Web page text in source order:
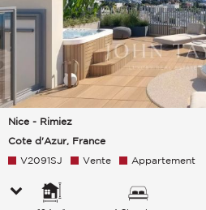
Nice - Rimiez
Cote d'Azur, France
V2091SJ Vente Appartement